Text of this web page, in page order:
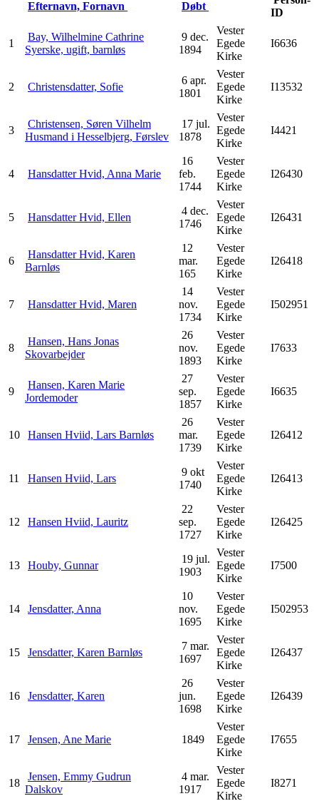
Efternavn, Fornavn Døbt
ID
1
Bay, Wilhelmine Cathrine
Syerske, ugift, barnløs
9 dec.
1894
Vester
Egede
Kirke
I6636
2 Christensdatter, Sofie
6 apr.
1801
Vester
Egede
Kirke
I13532
3
Christensen, Søren Vilhelm
Husmand i Hesselbjerg, Førslev
17 jul.
1878
Vester
Egede
Kirke
I4421
4 Hansdatter Hvid, Anna Marie
16
feb.
1744
Vester
Egede
Kirke
I26430
5 Hansdatter Hvid, Ellen
4 dec.
1746
Vester
Egede
Kirke
I26431
6
Hansdatter Hvid, Karen
Barnløs
12
mar.
165
Vester
Egede
Kirke
I26418
7 Hansdatter Hvid, Maren
14
nov.
1734
Vester
Egede
Kirke
I502951
8
Hansen, Hans Jonas
Skovarbejder
26
nov.
1893
Vester
Egede
Kirke
I7633
9
Hansen, Karen Marie
Jordemoder
27
sep.
1857
Vester
Egede
Kirke
I6635
10 Hansen Hviid, Lars Barnløs
26
mar.
1739
Vester
Egede
Kirke
I26412
11 Hansen Hviid, Lars
9 okt
1740
Vester
Egede
Kirke
I26413
12 Hansen Hviid, Lauritz
22
sep.
1727
Vester
Egede
Kirke
I26425
13 Houby, Gunnar
19 jul.
1903
Vester
Egede
Kirke
I7500
14 Jensdatter, Anna
10
nov.
1695
Vester
Egede
Kirke
I502953
15 Jensdatter, Karen Barnløs
7 mar.
1697
Vester
Egede
Kirke
I26437
16 Jensdatter, Karen
26
jun.
1698
Vester
Egede
Kirke
I26439
17 Jensen, Ane Marie 1849
Vester
Egede
Kirke
I7655
18
Jensen, Emmy Gudrun
Dalskov
4 mar.
1917
Vester
Egede
Kirke
I8271